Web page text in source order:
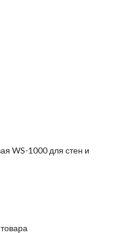
WS-1000 для стен и